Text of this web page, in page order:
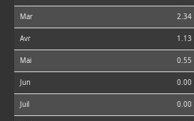
Mar 2.34
Avr 1.13
Mai 0.55
Jun 0.00
Juil 0.00